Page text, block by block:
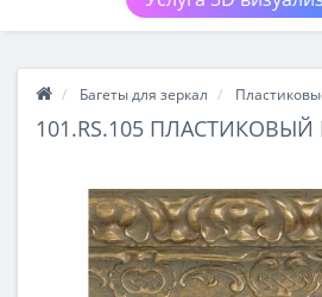
Багеты для зеркал
101.RS.105